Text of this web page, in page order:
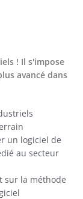
! Il s'impose
avancé dans
un logiciel de
au secteur
sur la méthode